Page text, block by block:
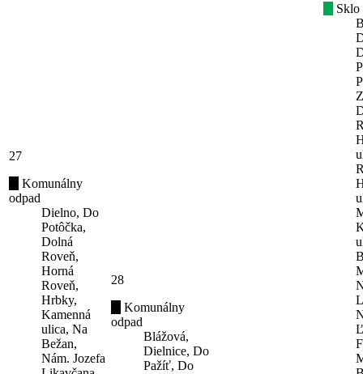
27
Komunálny
odpad
Dielno, Do
Potôčka,
Dolná
Roveň,
Horná
Roveň,
Hrbky,
Kamenná
ulica, Na
Bežan,
Nám. Jozefa
28
Komunálny
odpad
Blážová,
Dielnice, Do
Pažíť, Do
Sklo